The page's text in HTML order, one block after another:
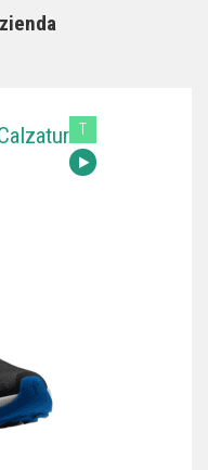
T